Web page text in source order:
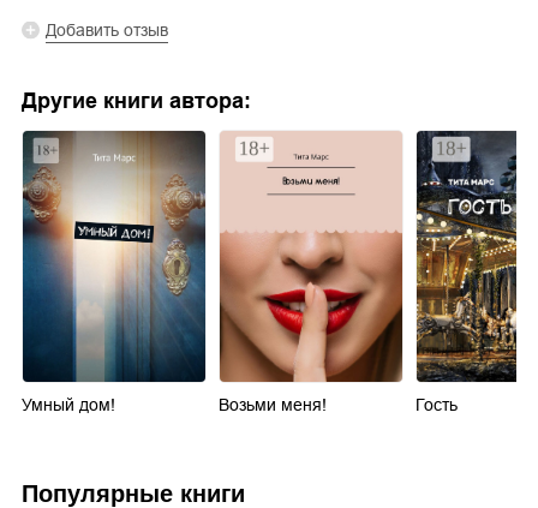
Добавить отзыв
Другие книги автора:
Умный дом! Возьми меня! Гость
Популярные книги